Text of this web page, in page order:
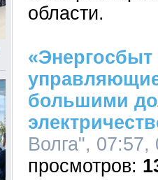
области.
«Энергосбыт
большими
Волга",